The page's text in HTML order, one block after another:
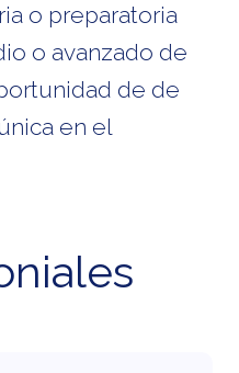
o preparatoria
o avanzado de
de de
en el